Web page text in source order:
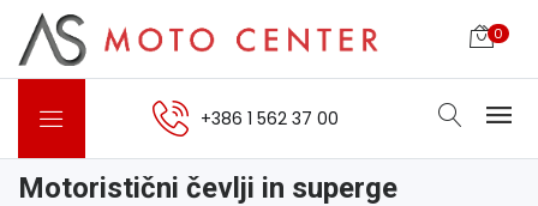
0
+386 1 562 37 00
Motoristični čevlji in superge